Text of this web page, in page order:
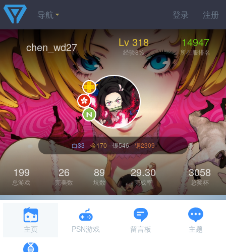
登录 注册
导航
chen_wd27 Lv 318
经验8%
14947
所在服排名
白33 金170 银546 铜2309
199
总游戏
26
完美数
89
坑数
29.30
完成率
3058
总奖杯
主页 PSN游戏 留言板 主题